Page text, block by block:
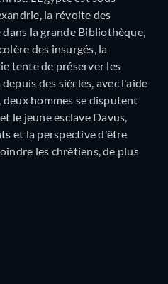
la révolte des
la grande Bibliothèque,
des insurgés, la
tente de préserver les
des siècles, avec l'aide
deux hommes se disputent
le jeune esclave Davus,
et la perspective d'être
les chrétiens, de plus